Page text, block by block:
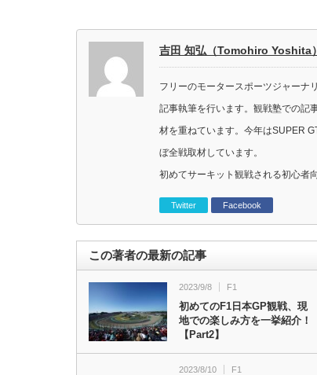
吉田 知弘（Tomohiro Yoshita）
フリーのモータースポーツジャーナ
記事執筆を行います。観戦塾での記
材を重ねています。今年はSUPER
ぼ全戦取材しています。
初めてサーキット観戦される初心者
Twitter Facebook
この著者の最新の記事
2023/9/8 F1
初めてのF1日本GP観戦、現
地での楽しみ方を一挙紹介！
【Part2】
2023/8/10 F1